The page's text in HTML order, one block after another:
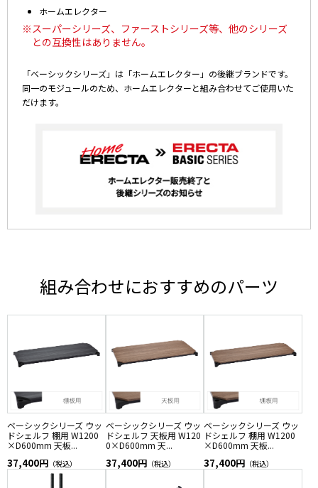
ホームエレクター
※スーパーシリーズ、ファーストシリーズ等、他のシリーズ
との互換性はありません。
「ベーシックシリーズ」は「ホームエレクター」の後継ブランドです。
同一のモジュールのため、ホームエレクターと組み合わせてご使用いた
だけます。
組み合わせにおすすめのパーツ
ベーシックシリーズ ウッ
ドシェルフ 棚用 W1200
×D600mm 天板...
37,400円 （税込）
ベーシックシリーズ ウッ
ドシェルフ 天板用 W120
0×D600mm 天...
37,400円 （税込）
ベーシックシリーズ ウッ
ドシェルフ 棚用 W1200
×D600mm 天板...
37,400円 （税込）